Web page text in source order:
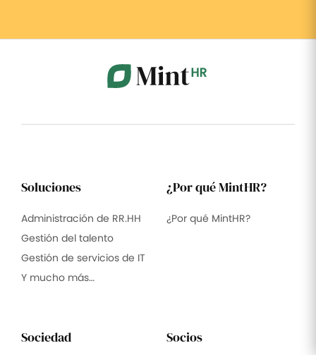
Soluciones
Administración de RR.HH
Gestión del talento
Gestión de servicios de IT
Y mucho más…
¿Por qué MintHR?
¿Por qué MintHR?
Sociedad Socios